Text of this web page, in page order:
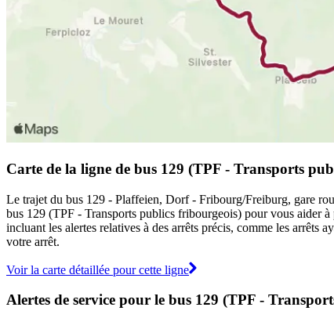
Carte de la ligne de bus 129 (TPF - Transports
Le trajet du bus 129 - Plaffeien, Dorf - Fribourg/Freiburg, gare
bus 129 (TPF - Transports publics fribourgeois) pour vous aider
incluant les alertes relatives à des arrêts précis, comme les arrêts
votre arrêt.
Voir la carte détaillée pour cette ligne
Alertes de service pour le bus 129 (TPF -